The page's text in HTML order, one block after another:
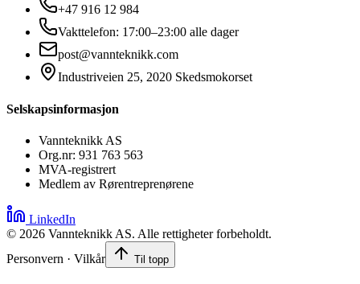
+47 916 12 984
Vakttelefon: 17:00–23:00 alle dager
post@vannteknikk.com
Industriveien 25, 2020 Skedsmokorset
Selskapsinformasjon
Vannteknikk AS
Org.nr: 931 763 563
MVA-registrert
Medlem av Rørentreprenørene
LinkedIn
© 2026 Vannteknikk AS. Alle rettigheter forbeholdt.
Personvern · Vilkår
Til topp